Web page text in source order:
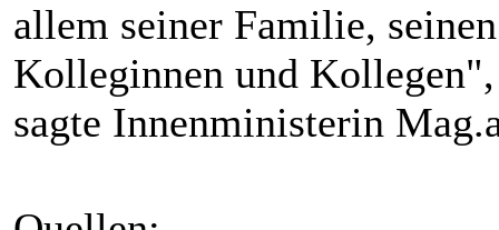
allem seiner Familie,
Kolleginnen und Kollegen",
sagte Innenministerin